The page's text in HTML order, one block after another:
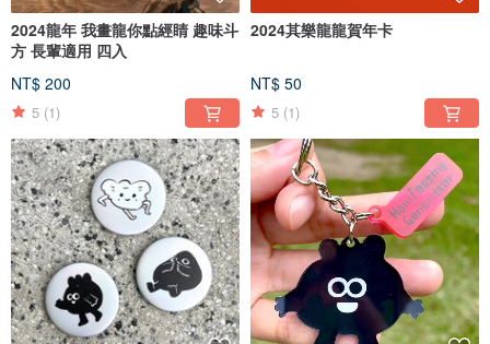
2024龍年 我畫龍你點經睛 趣味斗
方 長輩適用 四入
NT$ 200
5 (1)
2024其樂龍龍賀年卡
NT$ 50
5 (1)